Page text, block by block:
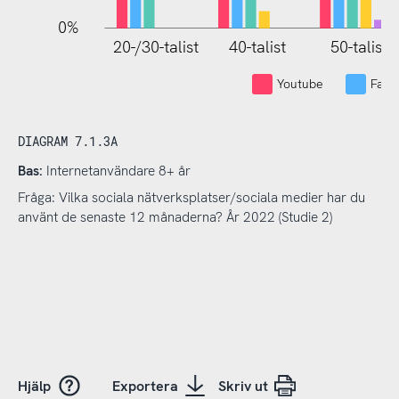
0%
20-/30-talist 40-talist 50-talist
Youtube
DIAGRAM 7.1.3A
Bas: Internetanvändare 8+ år
Fråga: Vilka sociala nätverksplatser/sociala medier har du
använt de senaste 12 månaderna? År 2022 (Studie 2)
Hjälp Exportera Skriv ut